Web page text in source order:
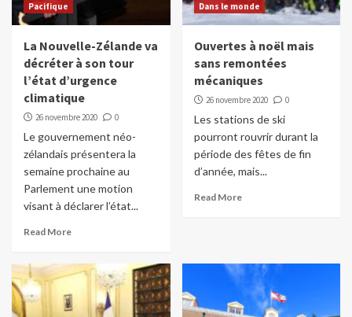
Pacifique
La Nouvelle-Zélande va
décréter à son tour
l’état d’urgence
climatique
26 novembre 2020 0
Le gouvernement néo-
zélandais présentera la
semaine prochaine au
Parlement une motion
visant à déclarer l’état...
Read More
Dans le monde
Ouvertes à noël mais
sans remontées
mécaniques
26 novembre 2020 0
Les stations de ski
pourront rouvrir durant la
période des fêtes de fin
d’année, mais...
Read More